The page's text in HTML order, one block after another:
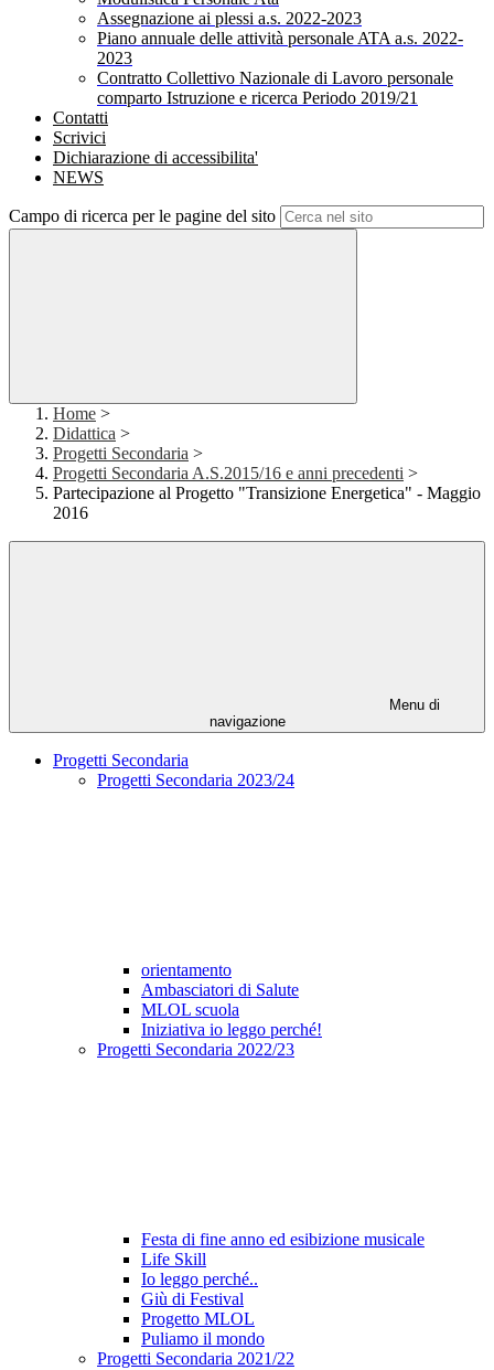
Assegnazione ai plessi a.s. 2022-2023
Piano annuale delle attività personale ATA a.s. 2022-
2023
Contratto Collettivo Nazionale di Lavoro personale
comparto Istruzione e ricerca Periodo 2019/21
Contatti
Scrivici
Dichiarazione di accessibilita'
NEWS
Campo di ricerca per le pagine del sito
Home >
Didattica >
Progetti Secondaria >
Progetti Secondaria A.S.2015/16 e anni precedenti >
Partecipazione al Progetto "Transizione Energetica" - Maggio
2016
Menu di
navigazione
Progetti Secondaria
Progetti Secondaria 2023/24
orientamento
Ambasciatori di Salute
MLOL scuola
Iniziativa io leggo perché!
Progetti Secondaria 2022/23
Festa di fine anno ed esibizione musicale
Life Skill
Io leggo perché..
Giù di Festival
Progetto MLOL
Puliamo il mondo
Progetti Secondaria 2021/22